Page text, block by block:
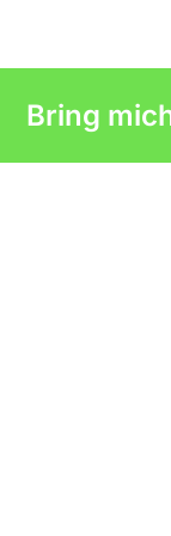
Bring